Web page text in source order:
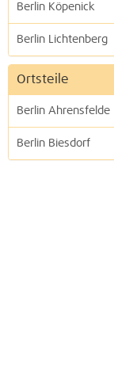
Berlin Köpenick
Berlin Lichtenberg
Ortsteile
Berlin Ahrensfelde
Berlin Biesdorf